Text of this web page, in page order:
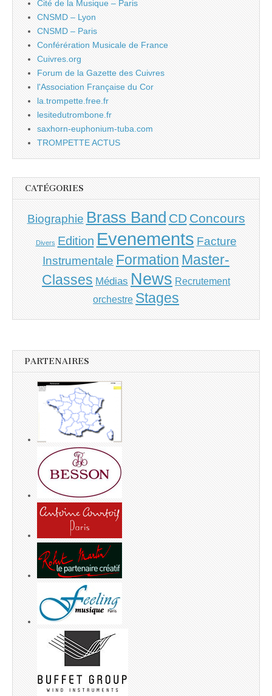
Cité de la Musique – Paris
CNSMD – Lyon
CNSMD – Paris
Conférération Musicale de France
Cuivres.org
Forum de la Gazette des Cuivres
l'Association Française du Cor
la.trompette.free.fr
lesitedutrombone.fr
saxhorn-euphonium-tuba.com
TROMPETTE ACTUS
CATÉGORIES
Biographie Brass Band CD Concours
Divers Edition Evenements Facture
Instrumentale Formation Master-
Classes Médias News Recrutement
orchestre Stages
PARTENAIRES